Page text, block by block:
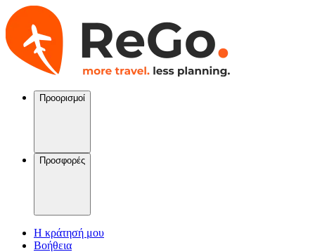
Προορισμοί
Προσφορές
Η κράτησή μου
Βοήθεια